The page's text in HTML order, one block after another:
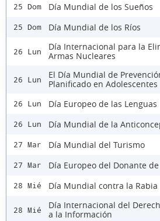
25 Dom Día Mundial de los Sueños
25 Dom Día Mundial de los Ríos
26 Lun
Día Internacional para la
Armas Nucleares
26 Lun
El Día Mundial de
Planificado en Adolescentes
26 Lun Día Europeo de las Lenguas
26 Lun Día Mundial de la
27 Mar Día Mundial del Turismo
27 Mar Día Europeo del Donante
28 Mié Día Mundial contra la Rabia
28 Mié
Día Internacional del
a la Información